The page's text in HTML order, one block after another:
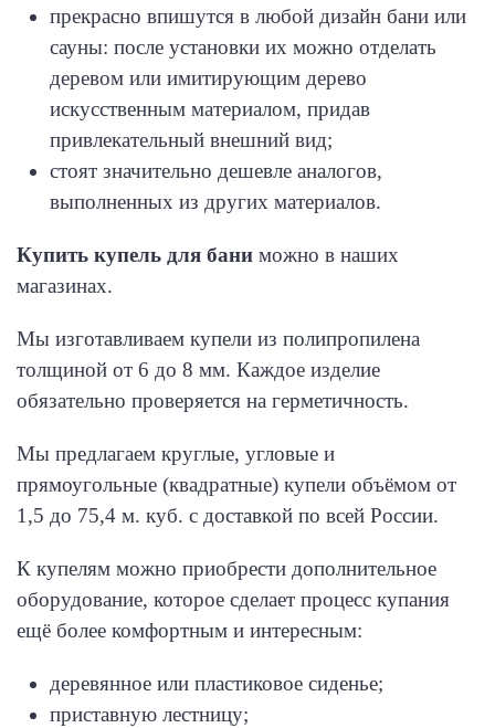
прекрасно впишутся в любой дизайн бани или
сауны: после установки их можно отделать
деревом или имитирующим дерево
искусственным материалом, придав
привлекательный внешний вид;
стоят значительно дешевле аналогов,
выполненных из других материалов.
Купить купель для бани можно в наших
магазинах.
Мы изготавливаем купели из полипропилена
толщиной от 6 до 8 мм. Каждое изделие
обязательно проверяется на герметичность.
Мы предлагаем круглые, угловые и
прямоугольные (квадратные) купели объёмом от
1,5 до 75,4 м. куб. с доставкой по всей России.
К купелям можно приобрести дополнительное
оборудование, которое сделает процесс купания
ещё более комфортным и интересным:
деревянное или пластиковое сиденье;
приставную лестницу;